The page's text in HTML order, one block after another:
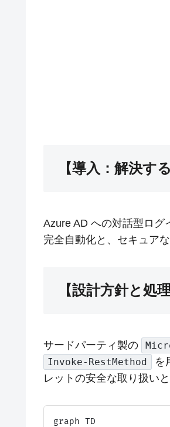
【導入：解決す
Azure AD への対話型ログ
完全自動化と、セキュア
【設計方針と処
サードパーティ製の
Invoke-RestMethod
を
レットの安全な取り扱い
graph TD